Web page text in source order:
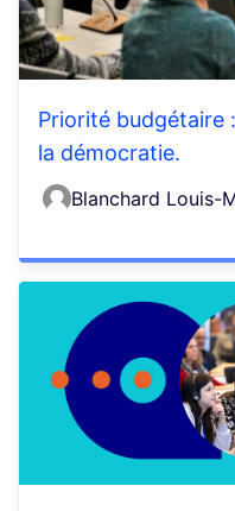
Priorité budgétaire
la démocratie.
Blanchard Louis-